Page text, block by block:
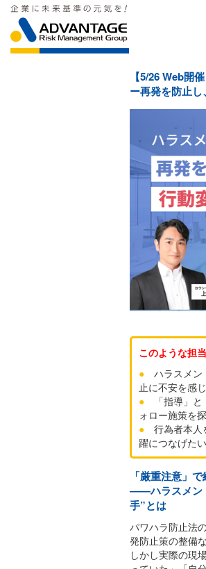
【5/26 Web開
ー再発を防止
このような担
● ハラスメン
止に不安を感
● 「指導」と
ォロー施策を
● 行為者本人
躍につなげた
「厳重注意」
――ハラスメン
手”とは
パワハラ防止法
発防止策の整備
しかし実際の現